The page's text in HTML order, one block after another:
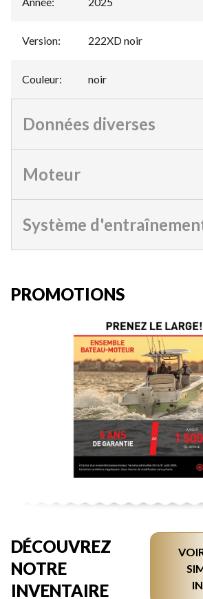
Version: 222XD noir
Couleur: noir
Données diverses
Moteur
Système
PROMOTIONS
DÉCOUVREZ
NOTRE
INVENTAIRE